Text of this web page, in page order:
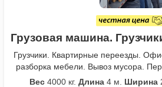
Грузовая машина.
Грузчики. Квартирные переезды.
разборка мебели. Вывоз мусора.
Вес 4000 кг. Длина 4 м. Ширина